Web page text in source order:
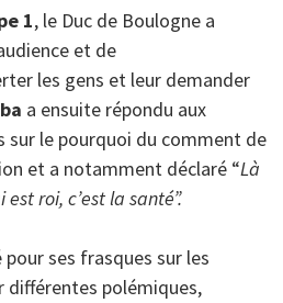
1, le Duc de Boulogne a
et de
les gens et leur demander
a ensuite répondu aux
sur le pourquoi du comment de
et a notamment déclaré “Là
roi, c’est la santé”.
ses frasques sur les
différentes polémiques,